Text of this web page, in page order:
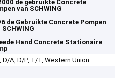
de gebruikte Concrete
van SCHWING
de Gebruikte Concrete Pompen
SCHWING
Hand Concrete Stationaire
D/A, D/P, T/T, Western Union